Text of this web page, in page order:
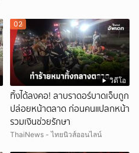
วิดีโอ
02
ทิ้งได้ลงคอ! ลาบราดอร์บาดเจ็บถูก
ปล่อยหน้าตลาด ก่อนคนแปลกหน้า
รวมเงินช่วยรักษา
ThaiNews - ไทยนิวส์ออนไลน์